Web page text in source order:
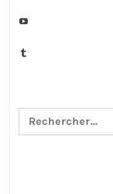
YouTube
Tumblr
Rechercher :